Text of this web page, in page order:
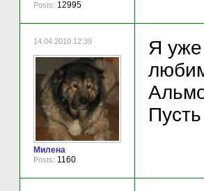
Posts: 12995
14.04.2010 12:39
Милена
Posts: 1160
Я уже